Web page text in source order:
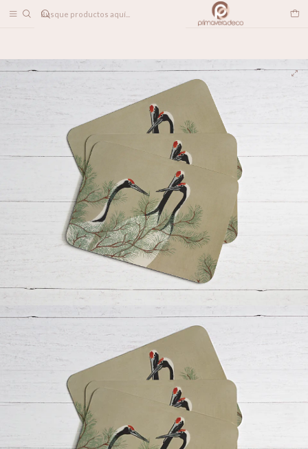
LINEA DECO Individuales Individuales Grullas